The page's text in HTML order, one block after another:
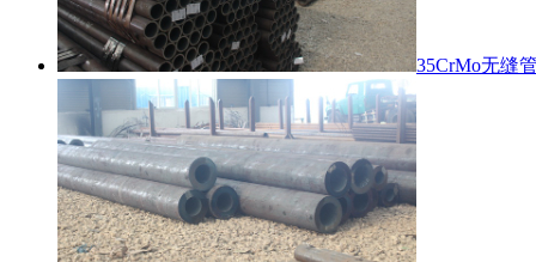
35CrMo无缝管